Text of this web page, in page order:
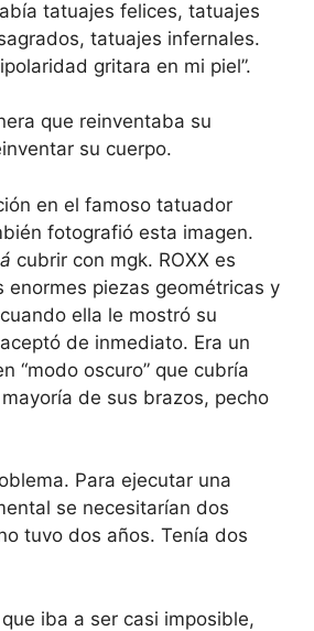
tatuajes felices, tatuajes
tatuajes infernales.
gritara en mi piel”.
que reinventaba su
su cuerpo.
en el famoso tatuador
fotografió esta imagen.
cubrir con mgk. ROXX es
enormes piezas geométricas y
ella le mostró su
de inmediato. Era un
“modo oscuro” que cubría
de sus brazos, pecho
Para ejecutar una
se necesitarían dos
tuvo dos años. Tenía dos
iba a ser casi imposible,